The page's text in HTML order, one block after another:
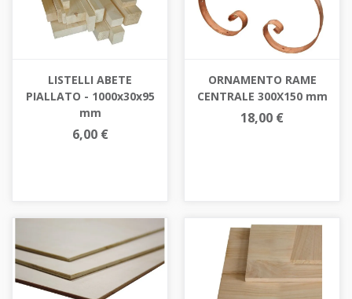
LISTELLI ABETE
PIALLATO - 1000x30x95
mm
6,00 €
ORNAMENTO RAME
CENTRALE 300X150 mm
18,00 €